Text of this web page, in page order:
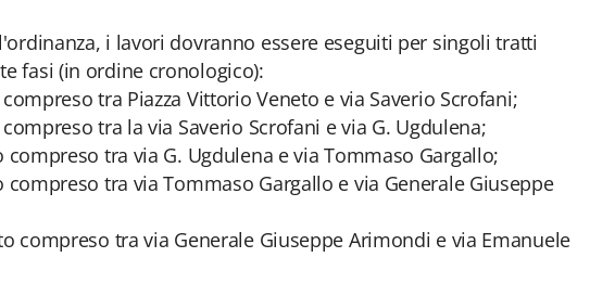
i lavori dovranno essere eseguiti per singoli tratti
fasi (in ordine cronologico):
tra Piazza Vittorio Veneto e via Saverio Scrofani;
tra la via Saverio Scrofani e via G. Ugdulena;
compreso tra via G. Ugdulena e via Tommaso Gargallo;
compreso tra via Tommaso Gargallo e via Generale Giuseppe
compreso tra via Generale Giuseppe Arimondi e via Emanuele